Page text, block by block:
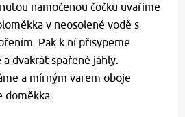
namočenou čočku uvaříme
v neosolené vodě s
Pak k ní přisypeme
a dvakrát spařené jáhly.
a mírným varem oboje
doměkka.